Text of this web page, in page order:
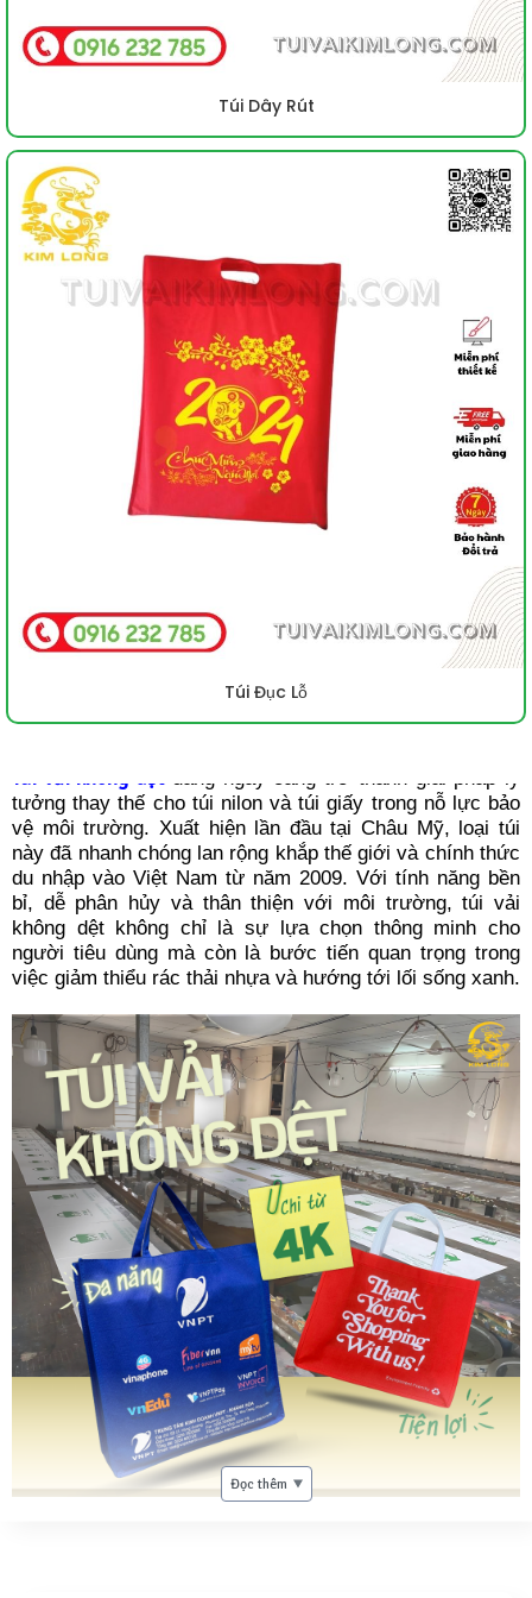
Túi Dây Rút
Túi Đục Lỗ
Túi vải không dệt
tưởng thay thế cho túi nilon và túi giấy trong nỗ lực bảo
vệ môi trường. Xuất hiện lần đầu tại Châu Mỹ, loại túi
này đã nhanh chóng lan rộng khắp thế giới và chính thức
du nhập vào Việt Nam từ năm 2009. Với tính năng bền
bỉ, dễ phân hủy và thân thiện với môi trường, túi vải
không dệt không chỉ là sự lựa chọn thông minh cho
người tiêu dùng mà còn là bước tiến quan trọng trong
việc giảm thiểu rác thải nhựa và hướng tới lối sống xanh.
Đọc thêm